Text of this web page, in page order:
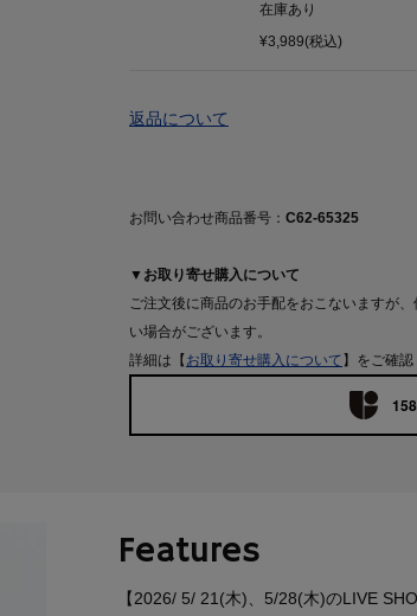
在庫あり
¥3,989(税込)
返品について
お問い合わせ商品番号： C62-65325
▼お取り寄せ購入について
ご注文後に商品のお手配をおこないますが
い場合がございます。
詳細は【 お取り寄せ購入について 】をご確認
Features
【2026/ 5/ 21(木)、5/28(木)のLIVE